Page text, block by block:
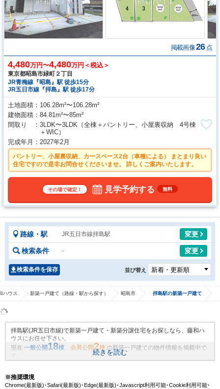
掲載画像26 点
4,480万円〜4,480万円＜税込＞
東京都昭島市緑町２丁目
JR青梅線『昭島』駅 徒歩15分
JR五日市線『拝島』駅 徒歩17分
土地面積
106.28m²〜106.28m²
建物面積
84.81m²〜85m²
間取り
3LDK〜3LDK （全棟＋パントリー、小屋裏収納 4号棟
＋WIC）
完成年月
2027年2月
パントリー、小屋裏収納、カースペース2台（車種による） まとまり良い
住宅ですので是非お問合せくださいませ。 詳しくご案内いたします。
その場で確定！ 見学予約する 無料
路線・駅 JR五日市線拝島駅 変更
検索条件 - 変更
検索条件を保存 並び替え
ハウス 新築一戸建て（路線・駅から探す） 昭島市 拝島駅の新築一戸建て
拝島駅(JR五日市線)で新築一戸建て・新築分譲住宅をお探しなら、藤和ハ
ウスにお任せ下さい。
現在 一般公開18棟 会員公開2棟 の新築一戸建ての物件情報を掲載中で
す。
藤和ハウスは地域密着・創業51年、これまでの膨大なお取引により、拝島
す。藤和ハウスで理想の新築一戸建て・マイホームを見つけませんか？
続きを読む
※推奨環境
Chrome(最新版)･Safari(最新版)･Edge(最新版)･Javascript利用可能･Cookie利用可能･